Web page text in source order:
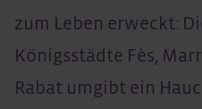
zum Leben erweckt:
Königsstädte Fès,
Rabat umgibt ein